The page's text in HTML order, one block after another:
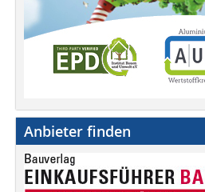
Anbieter finden